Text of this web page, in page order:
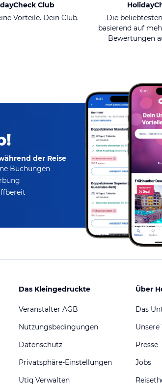
Club
Vorteile. Dein Club.
Die
basierend auf
Bewertungen
der Reise
Buchungen
Das Kleingedruckte
Veranstalter AGB
Nutzungsbedingungen
Datenschutz
Privatsphäre-Einstellungen
Utiq Verwalten
Über
Das
Presse
Jobs